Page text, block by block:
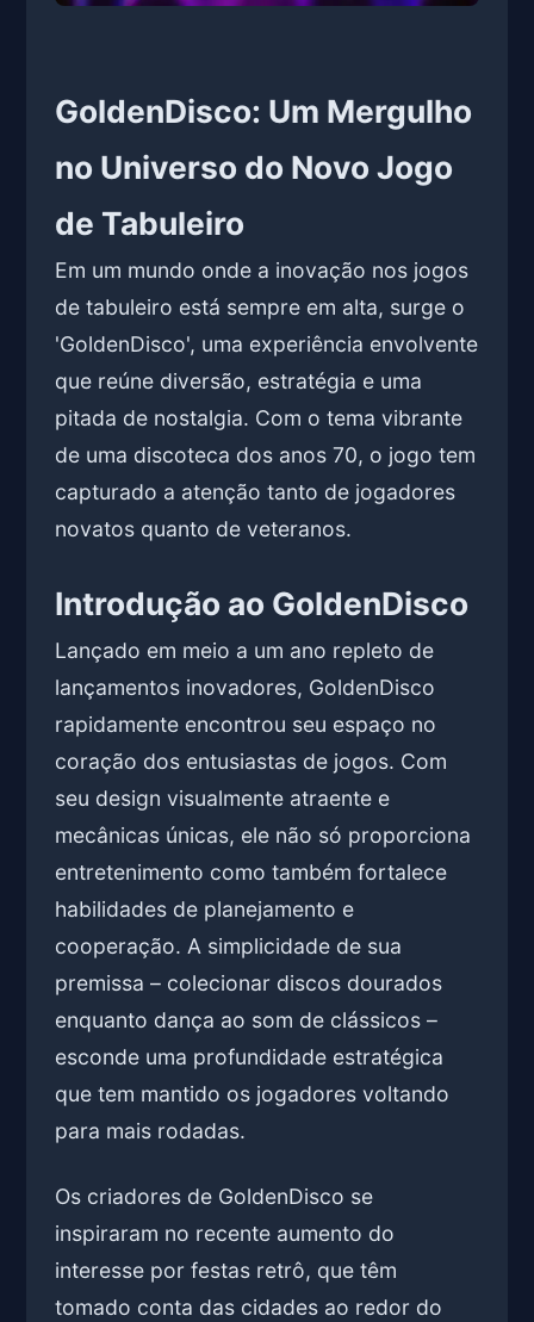
GoldenDisco: Um Mergulho
no Universo do Novo Jogo
de Tabuleiro
Em um mundo onde a inovação nos jogos
de tabuleiro está sempre em alta, surge o
'GoldenDisco', uma experiência envolvente
que reúne diversão, estratégia e uma
pitada de nostalgia. Com o tema vibrante
de uma discoteca dos anos 70, o jogo tem
capturado a atenção tanto de jogadores
novatos quanto de veteranos.
Introdução ao GoldenDisco
Lançado em meio a um ano repleto de
lançamentos inovadores, GoldenDisco
rapidamente encontrou seu espaço no
coração dos entusiastas de jogos. Com
seu design visualmente atraente e
mecânicas únicas, ele não só proporciona
entretenimento como também fortalece
habilidades de planejamento e
cooperação. A simplicidade de sua
premissa – colecionar discos dourados
enquanto dança ao som de clássicos –
esconde uma profundidade estratégica
que tem mantido os jogadores voltando
para mais rodadas.
Os criadores de GoldenDisco se
inspiraram no recente aumento do
interesse por festas retrô, que têm
tomado conta das cidades ao redor do